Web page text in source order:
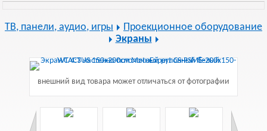
ТВ, панели, аудио, игры
Проекционное оборудование
Экраны
внешний вид товара может отличаться от фотографии